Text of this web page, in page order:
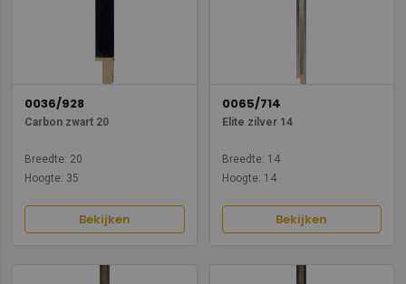
0036/928
Carbon zwart 20
Breedte: 20
Hoogte: 35
Bekijken
0065/714
Elite zilver 14
Breedte: 14
Hoogte: 14
Bekijken